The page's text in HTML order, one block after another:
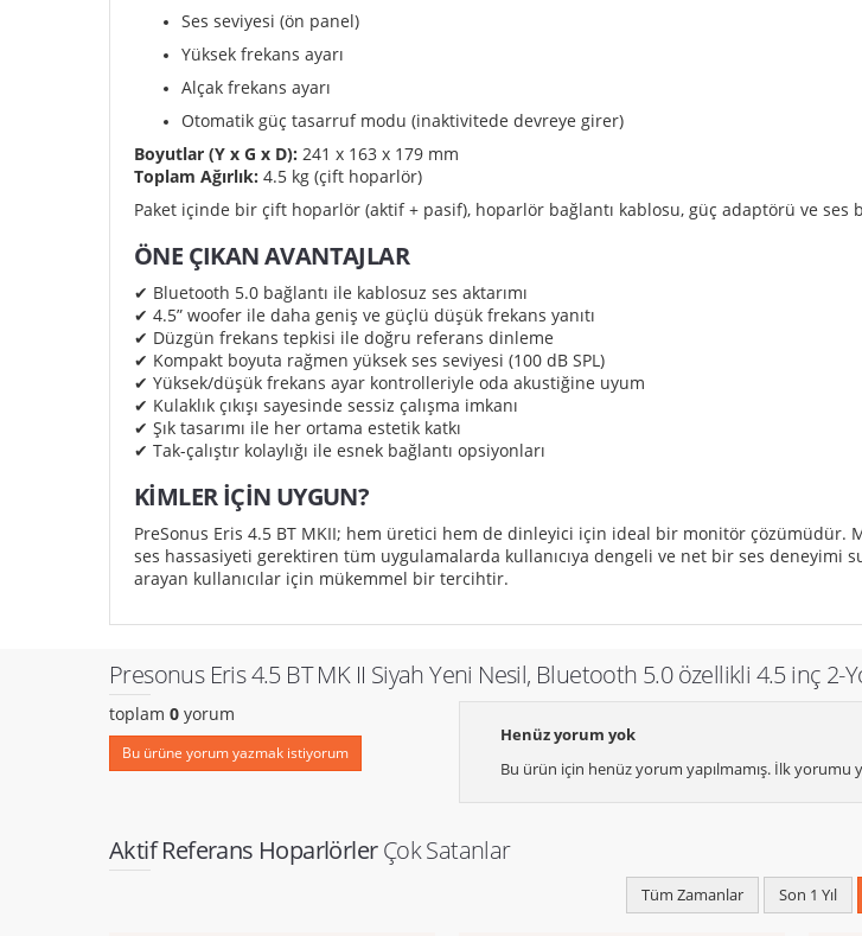
Ses seviyesi (ön panel)
Yüksek frekans ayarı
Alçak frekans ayarı
Otomatik güç tasarruf modu (inaktivitede devreye girer)
Boyutlar (Y x G x D): 241 x 163 x 179 mm
Toplam Ağırlık: 4.5 kg (çift hoparlör)
Paket içinde bir çift hoparlör (aktif + pasif), hoparlör bağlantı kablosu, güç adaptörü ve ses
ÖNE ÇIKAN AVANTAJLAR
✔ Bluetooth 5.0 bağlantı ile kablosuz ses aktarımı
✔ 4.5” woofer ile daha geniş ve güçlü düşük frekans yanıtı
✔ Düzgün frekans tepkisi ile doğru referans dinleme
✔ Kompakt boyuta rağmen yüksek ses seviyesi (100 dB SPL)
✔ Yüksek/düşük frekans ayar kontrolleriyle oda akustiğine uyum
✔ Kulaklık çıkışı sayesinde sessiz çalışma imkanı
✔ Şık tasarımı ile her ortama estetik katkı
✔ Tak-çalıştır kolaylığı ile esnek bağlantı opsiyonları
KİMLER İÇİN UYGUN?
PreSonus Eris 4.5 BT MKII; hem üretici hem de dinleyici için ideal bir monitör
ses hassasiyeti gerektiren tüm uygulamalarda kullanıcıya dengeli ve net bir ses deneyimi
arayan kullanıcılar için mükemmel bir tercihtir.
Presonus Eris 4.5 BT MK II Siyah Yeni Nesil, Bluetooth 5.0 özellikli 4.5 inç
toplam 0 yorum
Bu ürüne yorum yazmak istiyorum
Henüz yorum yok
Bu ürün için henüz yorum yapılmamış. İlk yorumu
Aktif Referans HoparlörlerÇok Satanlar
Tüm Zamanlar Son 1 Yıl